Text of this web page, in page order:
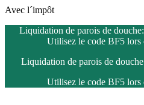
Avec l´impôt
Liquidation de parois de
Utilisez le code BF5 lors
Liquidation de parois de
Utilisez le code BF5 lors